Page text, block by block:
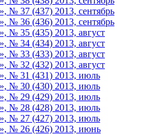
№ 37 (437) 2013, сентябрь
№ 36 (436) 2013, сентябрь
№ 35 (435) 2013, август
№ 34 (434) 2013, август
№ 33 (433) 2013, август
№ 32 (432) 2013, август
№ 31 (431) 2013, июль
№ 30 (430) 2013, июль
№ 29 (429) 2013, июль
№ 28 (428) 2013, июль
№ 27 (427) 2013, июль
№ 26 (426) 2013, июнь